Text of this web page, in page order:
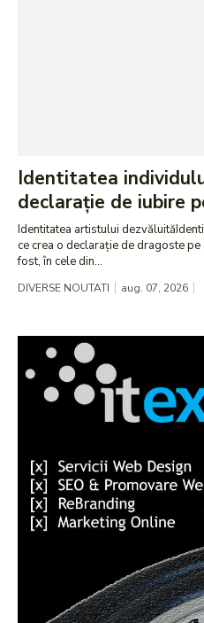
Identitatea
declarație de iubire
Identitatea artistului
ce crea o declarație de dragoste
fost, în cele din...
DIVERSE NOUTATI aug. 07, 2026